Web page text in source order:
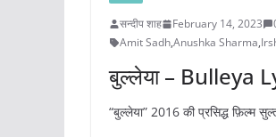
सन्दीप शाह February 14, 2023
Amit Sadh,Anushka Sharma,
बुल्लेया – Bulleya
“बुल्लेया” 2016 की प्रसिद्ध फ़िल्म